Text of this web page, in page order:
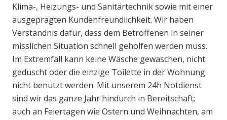
Klima-, Heizungs- und Sanitärtechnik sowie mit einer
ausgeprägten Kundenfreundlichkeit. Wir haben
Verständnis dafür, dass dem Betroffenen in seiner
misslichen Situation schnell geholfen werden muss.
Im Extremfall kann keine Wäsche gewaschen, nicht
geduscht oder die einzige Toilette in der Wohnung
nicht benutzt werden. Mit unserem 24h Notdienst
sind wir das ganze Jahr hindurch in Bereitschaft;
auch an Feiertagen wie Ostern und Weihnachten, am